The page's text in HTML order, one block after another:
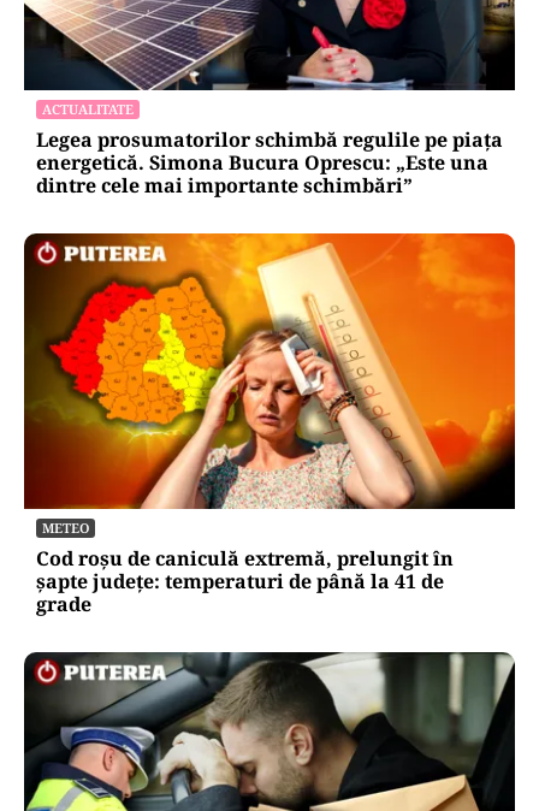
ACTUALITATE
Legea prosumatorilor schimbă regulile pe piața
energetică. Simona Bucura Oprescu: „Este una
dintre cele mai importante schimbări”
METEO
Cod roșu de caniculă extremă, prelungit în
șapte județe: temperaturi de până la 41 de
grade